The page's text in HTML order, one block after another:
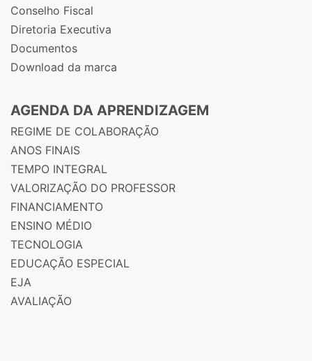
Conselho Fiscal
Diretoria Executiva
Documentos
Download da marca
AGENDA DA APRENDIZAGEM
REGIME DE COLABORAÇÃO
ANOS FINAIS
TEMPO INTEGRAL
VALORIZAÇÃO DO PROFESSOR
FINANCIAMENTO
ENSINO MÉDIO
TECNOLOGIA
EDUCAÇÃO ESPECIAL
EJA
AVALIAÇÃO